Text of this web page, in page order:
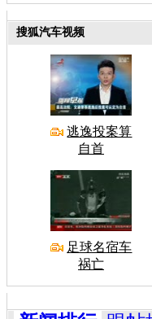
搜狐汽车视频
逃逸投案算
自首
足球名宿车
祸亡